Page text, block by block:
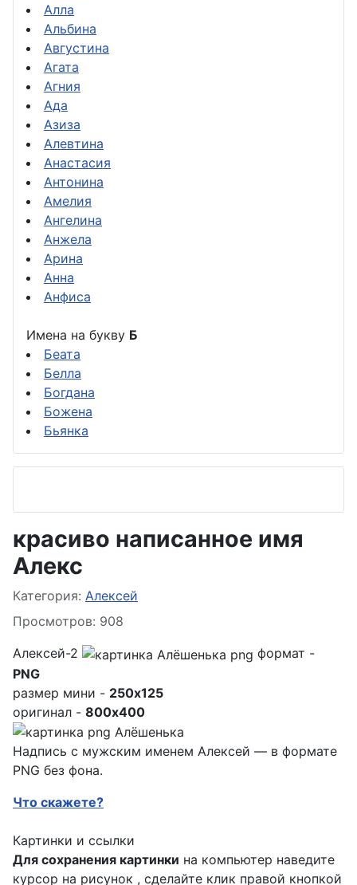
Алла
Альбина
Августина
Агата
Агния
Ада
Азиза
Алевтина
Анастасия
Антонина
Амелия
Ангелина
Анжела
Арина
Анна
Анфиса
Имена на букву Б
Беата
Белла
Богдана
Божена
Бьянка
красиво написанное имя
Алекс
Информация о материале
Категория: Алексей
Просмотров: 908
Алексей-2
формат -
PNG
размер мини - 250x125
оригинал - 800x400
Надпись с мужским именем Алексей — в формате
PNG без фона.
Что скажете?
Картинки и ссылки
Для сохранения картинки на компьютер наведите
курсор на рисунок , сделайте клик правой кнопкой